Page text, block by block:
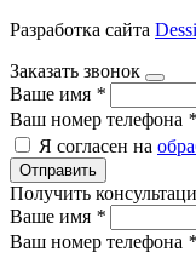
Разработка сайта
Заказать звонок
Ваше имя *
Ваш номер телефона *
Я согласен на
Отправить
Получить
Ваше имя *
Ваш номер телефона *